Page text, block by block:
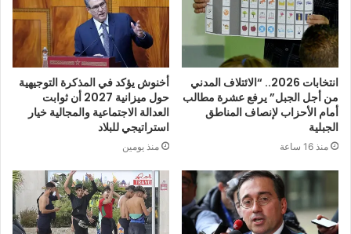
انتخابات 2026.. “الائتلاف المدني
من أجل الجبل” يرفع عشرة مطالب
أمام الأحزاب لإنصاف المناطق
الجبلية
منذ 16 ساعة
أخنوش يؤكد في المذكرة التوجيهية
حول ميزانية 2027 أن ثوابت
العدالة الاجتماعية والمجالية خيار
استراتيجي للبلاد
منذ يومين